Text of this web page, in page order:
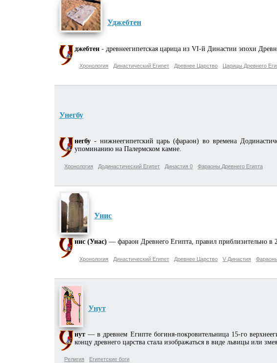
Уджебтен
джебтен - древнеегипетская царица из VI-й Династии эпохи
Хронология Династический Египет Древнее Царство Царицы Древнего
Унегбу
негбу - нижнеегипетский царь (фараон) во времена
упоминанию на Палермском камне.
Хронология Додинастический Египет Династия 0 Фараоны Древнего Египта
Унис
нис (Унас) — фараон Древнего Египта, правил приблизительно
Хронология Династический Египет Древнее Царство V Династия
Унут
нут — в древнем Египте богиня-покровительница 15-го
концу древнего царства стала изображаться в виде львицы или
Религия Египетские боги